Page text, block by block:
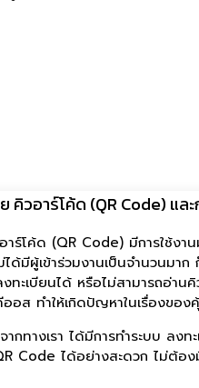
คิวอาร์โค้ด (QR Code) แ
าร์โค้ด (QR Code) มีการใช้ง
มีผู้เข้าร่วมงานเป็นจำนวนมาก
ทะเบียนได้ หรือไม่สามารถอ่า
ออส ทำให้เกิดปัญหาในเรื่องข
กทางเรา ได้มีการทำระบบ ล
Code ได้อย่างสะดวก ไม่ต้